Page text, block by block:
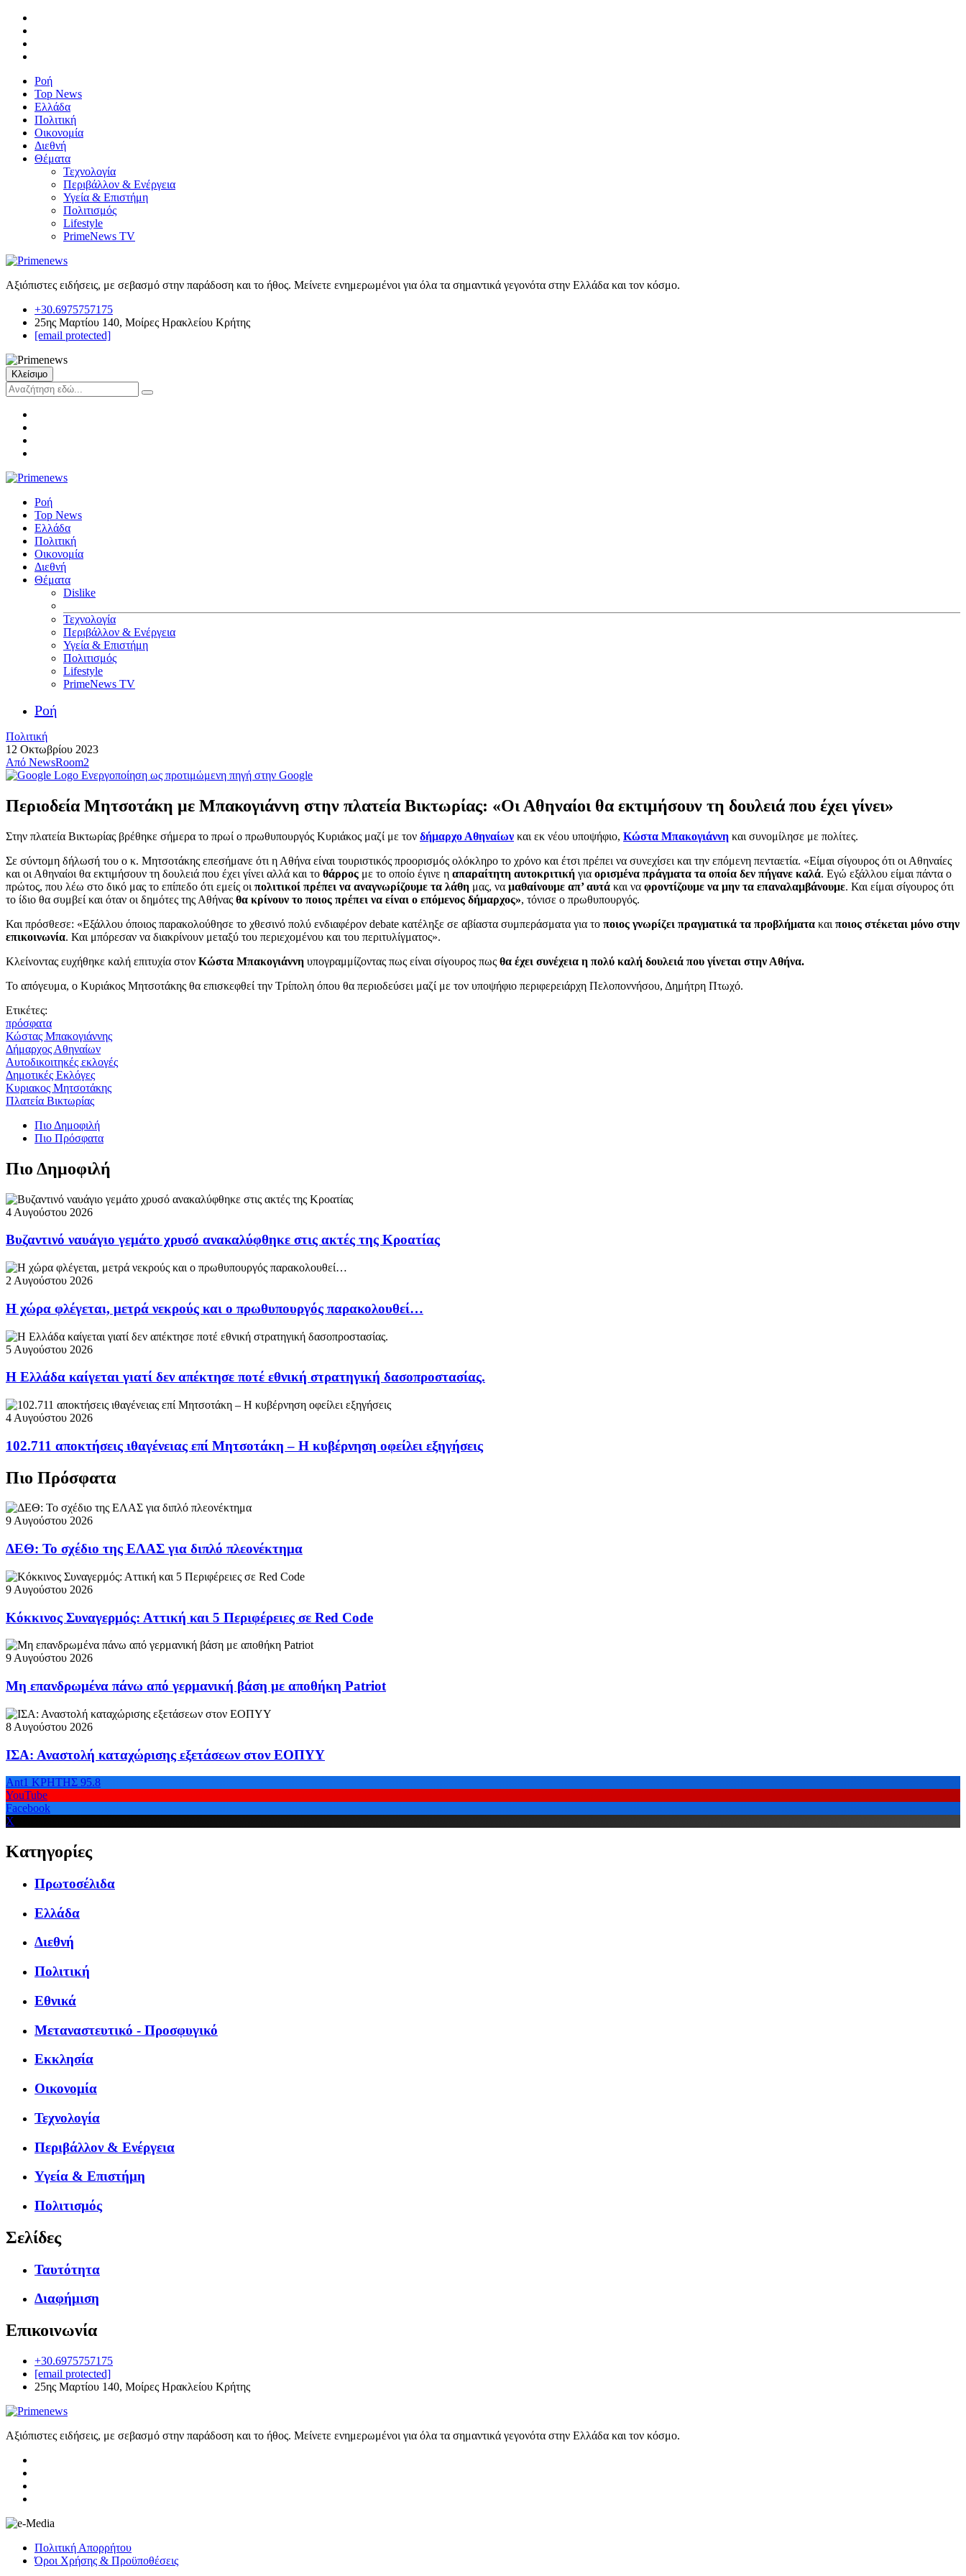
Ροή
Top News
Ελλάδα
Πολιτική
Οικονομία
Διεθνή
Θέματα
Τεχνολογία
Περιβάλλον & Ενέργεια
Υγεία & Επιστήμη
Πολιτισμός
Lifestyle
PrimeNews TV
Αξιόπιστες ειδήσεις, με σεβασμό στην παράδοση και το ήθος. Μείνετε ενημερωμένοι για όλα τα σημαντικά γεγονότα στην Ελλάδα και τον κόσμο.
+30.6975757175
25ης Μαρτίου 140, Μοίρες Ηρακλείου Κρήτης
[email protected]
Κλείσιμο
Ροή
Top News
Ελλάδα
Πολιτική
Οικονομία
Διεθνή
Θέματα
Dislike
Τεχνολογία
Περιβάλλον & Ενέργεια
Υγεία & Επιστήμη
Πολιτισμός
Lifestyle
PrimeNews TV
Ροή
Πολιτική
12 Οκτωβρίου 2023
Από NewsRoom2
Ενεργοποίηση ως προτιμώμενη πηγή στην Google
Περιοδεία Μητσοτάκη με Μπακογιάννη στην πλατεία Βικτωρίας: «Οι Αθηναίοι θα εκτιμήσουν τη δουλειά που έχει γίνει»
Στην πλατεία Βικτωρίας βρέθηκε σήμερα το πρωί ο πρωθυπουργός Κυριάκος μαζί με τον δήμαρχο Αθηναίων και εκ νέου υποψήφιο, Κώστα Μπακογιάννη και συνομίλησε με πολίτες.
Σε σύντομη δήλωσή του ο κ. Μητσοτάκης επεσήμανε ότι η Αθήνα είναι τουριστικός προορισμός ολόκληρο το χρόνο και έτσι πρέπει να συνεχίσει και την επόμενη πενταετία. «Είμαι σίγουρος ότι οι Αθηναίες
και οι Αθηναίοι θα εκτιμήσουν τη δουλειά που έχει γίνει αλλά και το θάρρος με το οποίο έγινε η απαραίτητη αυτοκριτική για ορισμένα πράγματα τα οποία δεν πήγανε καλά. Εγώ εξάλλου είμαι πάντα ο
πρώτος, που λέω στο δικό μας το επίπεδο ότι εμείς οι πολιτικοί πρέπει να αναγνωρίζουμε τα λάθη μας, να μαθαίνουμε απ’ αυτά και να φροντίζουμε να μην τα επαναλαμβάνουμε. Και είμαι σίγουρος ότι
το ίδιο θα συμβεί και όταν οι δημότες της Αθήνας θα κρίνουν το ποιος πρέπει να είναι ο επόμενος δήμαρχος», τόνισε ο πρωθυπουργός.
Και πρόσθεσε: «Εξάλλου όποιος παρακολούθησε το χθεσινό πολύ ενδιαφέρον debate κατέληξε σε αβίαστα συμπεράσματα για το ποιος γνωρίζει πραγματικά τα προβλήματα και ποιος στέκεται μόνο στην
επικοινωνία. Και μπόρεσαν να διακρίνουν μεταξύ του περιεχομένου και του περιτυλίγματος».
Κλείνοντας ευχήθηκε καλή επιτυχία στον Κώστα Μπακογιάννη υπογραμμίζοντας πως είναι σίγουρος πως θα έχει συνέχεια η πολύ καλή δουλειά που γίνεται στην Αθήνα.
Το απόγευμα, ο Κυριάκος Μητσοτάκης θα επισκεφθεί την Τρίπολη όπου θα περιοδεύσει μαζί με τον υποψήφιο περιφερειάρχη Πελοποννήσου, Δημήτρη Πτωχό.
Ετικέτες:
πρόσφατα
Κώστας Μπακογιάννης
Δήμαρχος Αθηναίων
Αυτοδικοιτηκές εκλογές
Δημοτικές Εκλόγες
Κυριακος Μητσοτάκης
Πλατεία Βικτωρίας
Πιο Δημοφιλή
Πιο Πρόσφατα
Πιο Δημοφιλή
4 Αυγούστου 2026
Βυζαντινό ναυάγιο γεμάτο χρυσό ανακαλύφθηκε στις ακτές της Κροατίας
2 Αυγούστου 2026
Η χώρα φλέγεται, μετρά νεκρούς και ο πρωθυπουργός παρακολουθεί…
5 Αυγούστου 2026
Η Ελλάδα καίγεται γιατί δεν απέκτησε ποτέ εθνική στρατηγική δασοπροστασίας.
4 Αυγούστου 2026
102.711 αποκτήσεις ιθαγένειας επί Μητσοτάκη – Η κυβέρνηση οφείλει εξηγήσεις
Πιο Πρόσφατα
9 Αυγούστου 2026
ΔΕΘ: Το σχέδιο της ΕΛΑΣ για διπλό πλεονέκτημα
9 Αυγούστου 2026
Κόκκινος Συναγερμός: Αττική και 5 Περιφέρειες σε Red Code
9 Αυγούστου 2026
Μη επανδρωμένα πάνω από γερμανική βάση με αποθήκη Patriot
8 Αυγούστου 2026
ΙΣΑ: Αναστολή καταχώρισης εξετάσεων στον ΕΟΠΥΥ
Ant1 ΚΡΗΤΗΣ 95.8
YouTube
Facebook
X
Κατηγορίες
Πρωτοσέλιδα
Ελλάδα
Διεθνή
Πολιτική
Εθνικά
Μεταναστευτικό - Προσφυγικό
Εκκλησία
Οικονομία
Τεχνολογία
Περιβάλλον & Ενέργεια
Υγεία & Επιστήμη
Πολιτισμός
Σελίδες
Ταυτότητα
Διαφήμιση
Επικοινωνία
+30.6975757175
[email protected]
25ης Μαρτίου 140, Μοίρες Ηρακλείου Κρήτης
Αξιόπιστες ειδήσεις, με σεβασμό στην παράδοση και το ήθος. Μείνετε ενημερωμένοι για όλα τα σημαντικά γεγονότα στην Ελλάδα και τον κόσμο.
Πολιτική Απορρήτου
Όροι Χρήσης & Προϋποθέσεις